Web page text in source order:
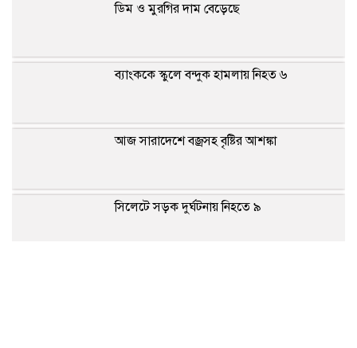
ডিম ও মুরগির দাম বেড়েছে
ব্যাংককে স্কুলে বন্দুক হামলায় নিহত ৬
আজ সারাদেশে বজ্রসহ বৃষ্টির আশঙ্কা
সিলেটে সড়ক দুর্ঘটনায় নিহতে ৯